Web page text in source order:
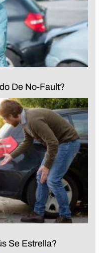
De No-Fault?
Se Estrella?